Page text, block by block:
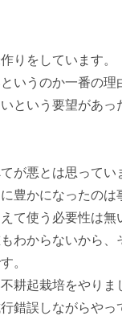
りをしています。
いうのか一番の理
という要望があっ
が悪とは思ってい
豊かになったのは
て使う必要性は無
わからないから、
。
耕起栽培をやり
錯誤しながらやっ